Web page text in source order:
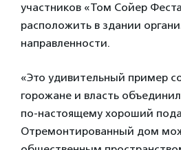
участников «Том Сойер
расположить в здании
направленности.
«Это удивительный пример
горожане и власть
по-настоящему хороший
Отремонтированный дом